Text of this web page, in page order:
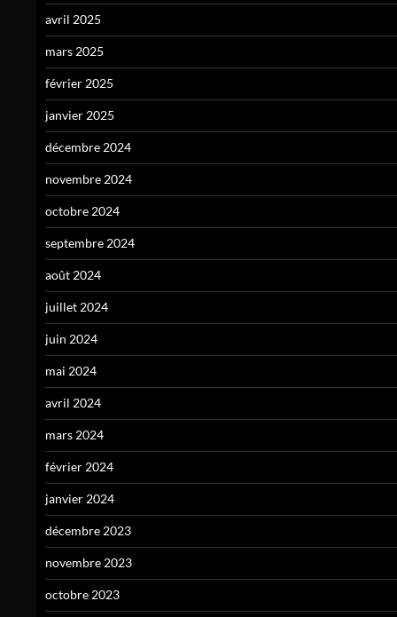
avril 2025
mars 2025
février 2025
janvier 2025
décembre 2024
novembre 2024
octobre 2024
septembre 2024
août 2024
juillet 2024
juin 2024
mai 2024
avril 2024
mars 2024
février 2024
janvier 2024
décembre 2023
novembre 2023
octobre 2023